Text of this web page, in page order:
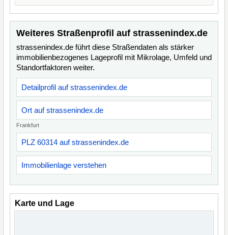
Weiteres Straßenprofil auf strassenindex.de
strassenindex.de führt diese Straßendaten als stärker
immobilienbezogenes Lageprofil mit Mikrolage, Umfeld und
Standortfaktoren weiter.
Detailprofil auf strassenindex.de
Ort auf strassenindex.de
Frankfurt
PLZ 60314 auf strassenindex.de
Immobilienlage verstehen
Karte und Lage